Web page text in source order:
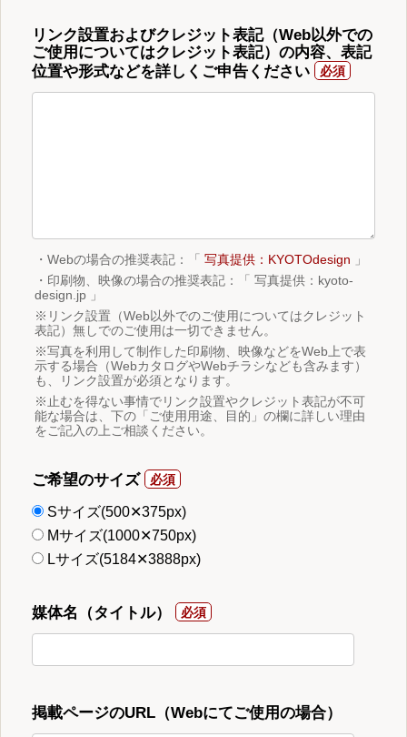
リンク設置およびクレジット表記（Web以外での
ご使用についてはクレジット表記）の内容、表記
位置や形式などを詳しくご申告ください
・Webの場合の推奨表記：「 写真提供：KYOTOdesign 」
・印刷物、映像の場合の推奨表記：「 写真提供：kyoto-
design.jp 」
※リンク設置（Web以外でのご使用についてはクレジット
表記）無しでのご使用は一切できません。
※写真を利用して制作した印刷物、映像などをWeb上で表
示する場合（WebカタログやWebチラシなども含みます）
も、リンク設置が必須となります。
※止むを得ない事情でリンク設置やクレジット表記が不可
能な場合は、下の「ご使用用途、目的」の欄に詳しい理由
をご記入の上ご相談ください。
ご希望のサイズ
Sサイズ(500✕375px)
Mサイズ(1000✕750px)
Lサイズ(5184✕3888px)
媒体名（タイトル）
掲載ページのURL（Webにてご使用の場合）